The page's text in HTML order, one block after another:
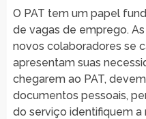
O PAT tem um papel
de vagas de emprego.
novos colaboradores se
apresentam suas
chegarem ao PAT,
documentos pessoais,
do serviço identifiquem